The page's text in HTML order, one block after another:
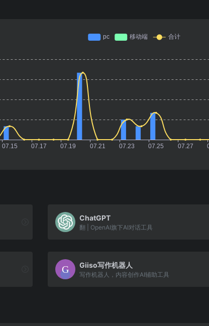
ChatGPT
翻 | OpenAI旗下AI对话工具
Giiso写作机器人
写作机器人，内容创作AI辅助工具